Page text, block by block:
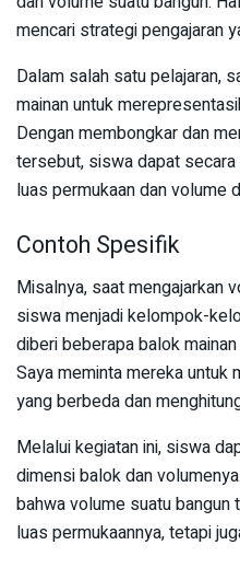
mencari strategi pengajaran
Dalam salah satu pelajaran,
mainan untuk
Dengan membongkar dan
tersebut, siswa dapat
luas permukaan dan volume
Contoh Spesifik
Misalnya, saat mengajarkan
siswa menjadi kelompok-
diberi beberapa balok
Saya meminta mereka untuk
yang berbeda dan
Melalui kegiatan ini, siswa
dimensi balok dan
bahwa volume suatu bangun
luas permukaannya, tetapi